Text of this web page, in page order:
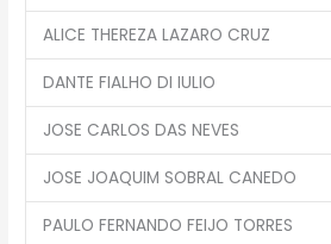
ALICE THEREZA LAZARO CRUZ
DANTE FIALHO DI IULIO
JOSE CARLOS DAS NEVES
JOSE JOAQUIM SOBRAL CANEDO
PAULO FERNANDO FEIJO TORRES